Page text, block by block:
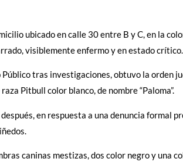
ubicado en calle 30 entre B y C, en la
visiblemente enfermo y en estado crítico.
tras investigaciones, obtuvo la orden
Pitbull color blanco, de nombre “Paloma”.
en respuesta a una denuncia formal
caninas mestizas, dos color negro y una